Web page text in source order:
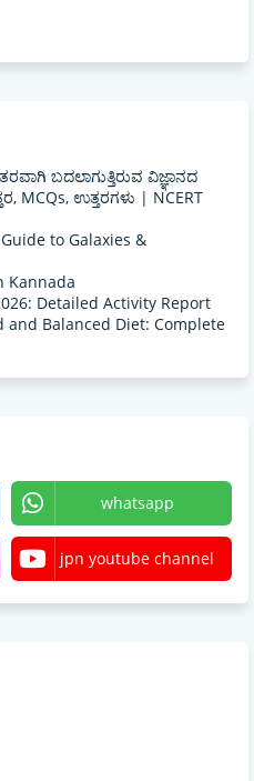
ಬದಲಾಗುತ್ತಿರುವ ವಿಜ್ಞಾನದ
MCQs, ಉತ್ತರಗಳು | NCERT
to Galaxies &
Kannada
Detailed Activity Report
and Balanced Diet: Complete
whatsapp
jpn youtube channel